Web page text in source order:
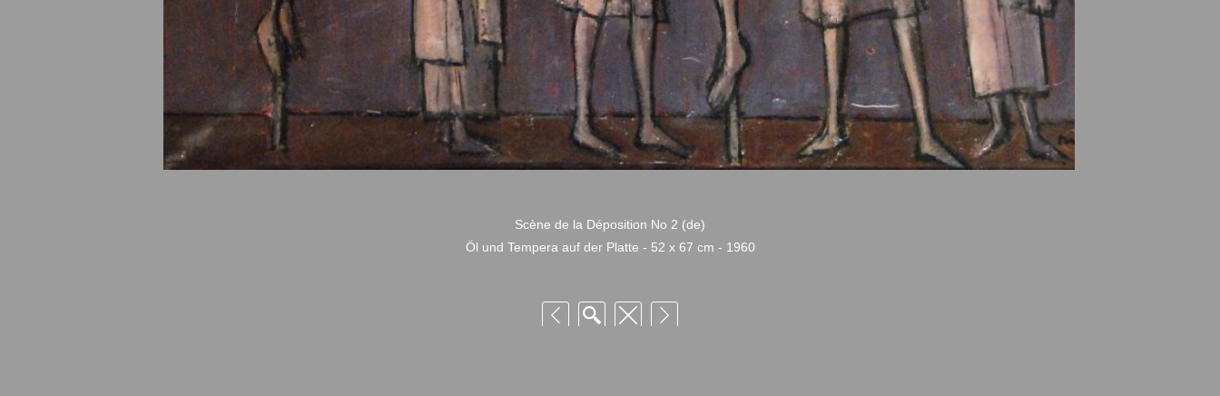
Scène de la Déposition No 2 (de)
Öl und Tempera auf der Platte - 52 x 67 cm - 1960